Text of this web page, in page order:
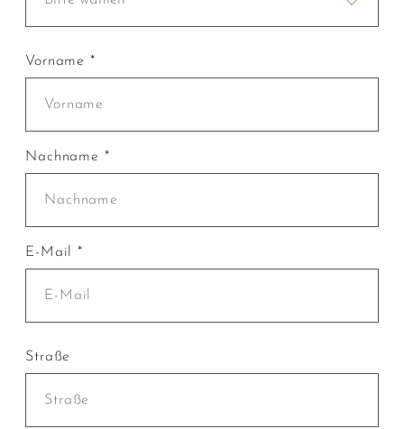
Vorname *
Nachname *
E-Mail *
Straße